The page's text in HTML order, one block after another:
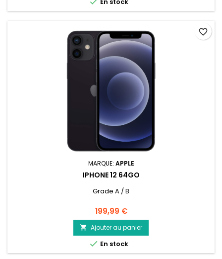
MARQUE: APPLE
IPHONE 12 64GO
Grade A / B
Prix
199,99 €
 Ajouter au panier
 En stock
favorite_border